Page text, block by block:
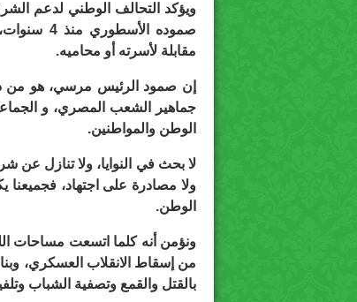
ويؤكد التحالف الوطني لدعم
صموده
مقابلة لأسرته أو محاميه.
إن صمود الرئيس مرسي، هو من
جماهير الشعب المصري، و
الوطن والمواطنين.
لا بحث في النوايا، ولا تنازل عن
ولا مصادرة على اجتهاد، فجميعنا
الوطن.
ونؤمن أنه كلما اتسعت مساحات
من إسقاط الانقلاب العسكري،
بالقتل والقمع وتصفية الشباب